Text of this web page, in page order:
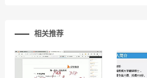
相关推荐